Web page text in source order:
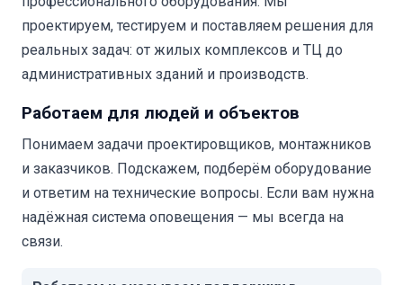
проектируем, тестируем и поставляем решения для
реальных задач: от жилых комплексов и ТЦ до
административных зданий и производств.
Работаем для людей и объектов
Понимаем задачи проектировщиков, монтажников
и заказчиков. Подскажем, подберём оборудование
и ответим на технические вопросы. Если вам нужна
надёжная система оповещения — мы всегда на
связи.